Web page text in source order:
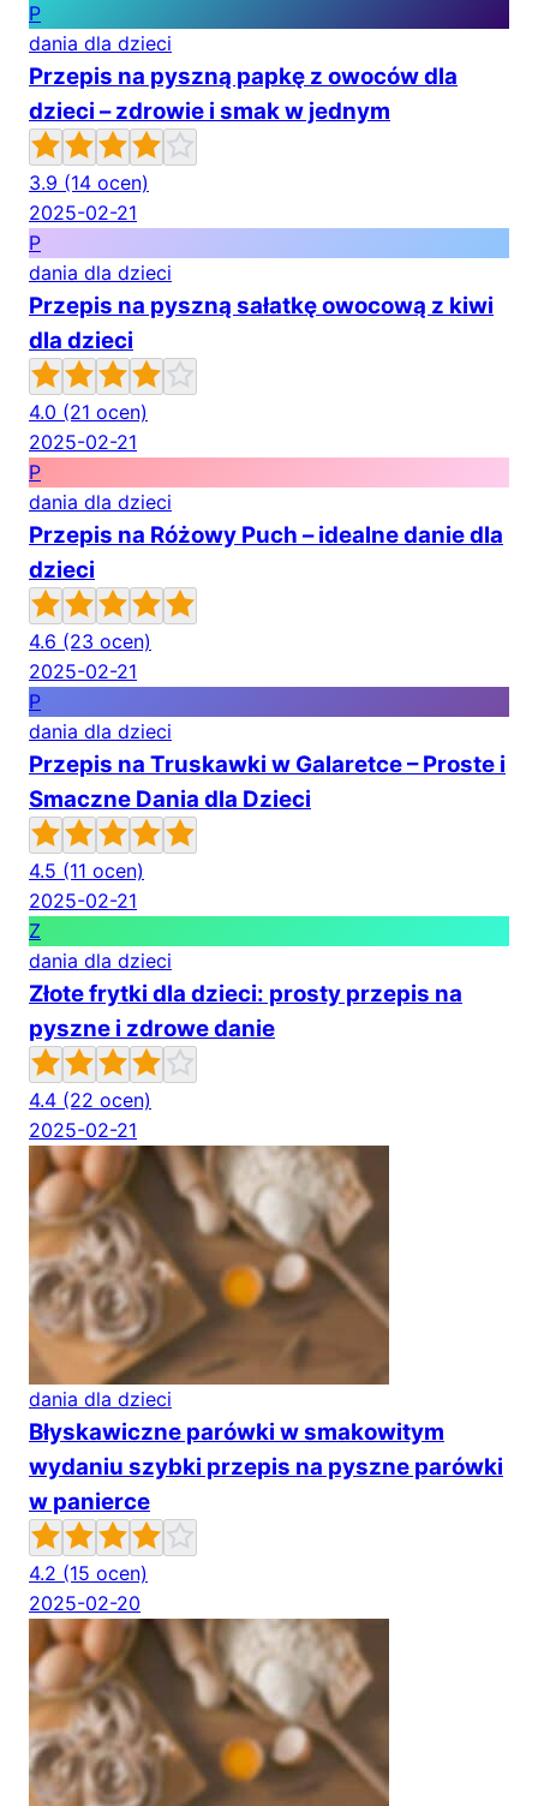
P
dania dla dzieci
Przepis na pyszną papkę z owoców dla
dzieci – zdrowie i smak w jednym
3.9 (14 ocen)
2025-02-21
P
dania dla dzieci
Przepis na pyszną sałatkę owocową z kiwi
dla dzieci
4.0 (21 ocen)
2025-02-21
P
dania dla dzieci
Przepis na Różowy Puch – idealne danie dla
dzieci
4.6 (23 ocen)
2025-02-21
P
dania dla dzieci
Przepis na Truskawki w Galaretce – Proste i
Smaczne Dania dla Dzieci
4.5 (11 ocen)
2025-02-21
Z
dania dla dzieci
Złote frytki dla dzieci: prosty przepis na
pyszne i zdrowe danie
4.4 (22 ocen)
2025-02-21
dania dla dzieci
Błyskawiczne parówki w smakowitym
wydaniu szybki przepis na pyszne parówki
w panierce
4.2 (15 ocen)
2025-02-20